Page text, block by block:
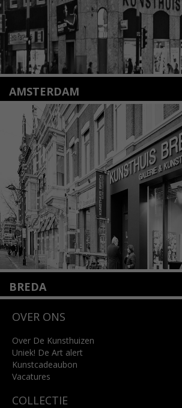
AMSTERDAM
Amstelveenseweg 135
1075 VX Amsterdam
+31 (0)20 2332546
info@kunsthuisamsterdam.nl
Lees meer
BREDA
4818 SB Breda
info@kunsthuisbreda.nl
Lees meer
OVER ONS
Over De Kunsthuizen
Uniek! De Art alert
Kunstcadeaubon
Vacatures
COLLECTIE